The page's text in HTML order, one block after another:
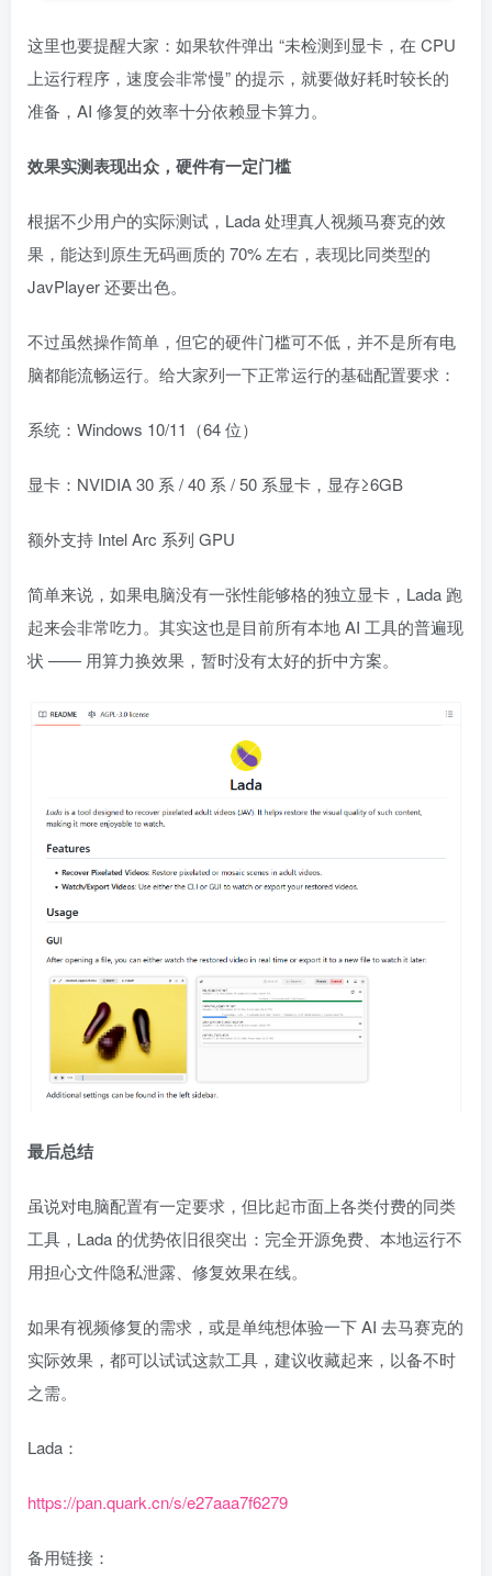
这里也要提醒大家：如果软件弹出 “未检测到显卡，在 CPU
上运行程序，速度会非常慢” 的提示，就要做好耗时较长的
准备，AI 修复的效率十分依赖显卡算力。
效果实测表现出众，硬件有一定门槛
根据不少用户的实际测试，Lada 处理真人视频马赛克的效
果，能达到原生无码画质的 70% 左右，表现比同类型的
JavPlayer 还要出色。
不过虽然操作简单，但它的硬件门槛可不低，并不是所有电
脑都能流畅运行。给大家列一下正常运行的基础配置要求：
系统：Windows 10/11（64 位）
显卡：NVIDIA 30 系 / 40 系 / 50 系显卡，显存≥6GB
额外支持 Intel Arc 系列 GPU
简单来说，如果电脑没有一张性能够格的独立显卡，Lada 跑
起来会非常吃力。其实这也是目前所有本地 AI 工具的普遍现
状 —— 用算力换效果，暂时没有太好的折中方案。
最后总结
虽说对电脑配置有一定要求，但比起市面上各类付费的同类
工具，Lada 的优势依旧很突出：完全开源免费、本地运行不
用担心文件隐私泄露、修复效果在线。
如果有视频修复的需求，或是单纯想体验一下 AI 去马赛克的
实际效果，都可以试试这款工具，建议收藏起来，以备不时
之需。
Lada：
https://pan.quark.cn/s/e27aaa7f6279
备用链接：